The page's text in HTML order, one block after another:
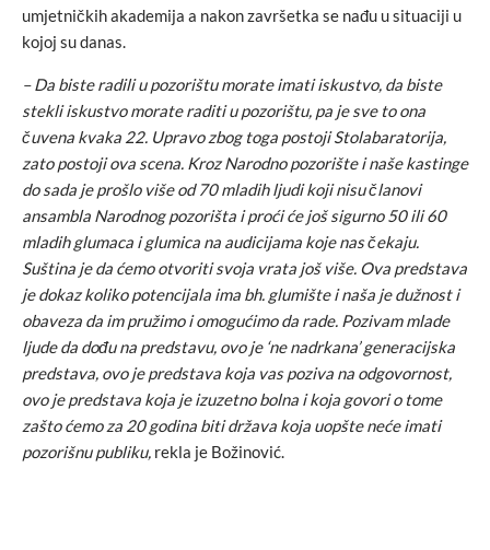
umjetničkih akademija a nakon završetka se nađu u situaciji u
kojoj su danas.
– Da biste radili u pozorištu morate imati iskustvo, da biste
stekli iskustvo morate raditi u pozorištu, pa je sve to ona
čuvena kvaka 22. Upravo zbog toga postoji Stolabaratorija,
zato postoji ova scena. Kroz Narodno pozorište i naše kastinge
do sada je prošlo više od 70 mladih ljudi koji nisu članovi
ansambla Narodnog pozorišta i proći će još sigurno 50 ili 60
mladih glumaca i glumica na audicijama koje nas čekaju.
Suština je da ćemo otvoriti svoja vrata još više. Ova predstava
je dokaz koliko potencijala ima bh. glumište i naša je dužnost i
obaveza da im pružimo i omogućimo da rade. Pozivam mlade
ljude da dođu na predstavu, ovo je ‘ne nadrkana’ generacijska
predstava, ovo je predstava koja vas poziva na odgovornost,
ovo je predstava koja je izuzetno bolna i koja govori o tome
zašto ćemo za 20 godina biti država koja uopšte neće imati
pozorišnu publiku, rekla je Božinović.